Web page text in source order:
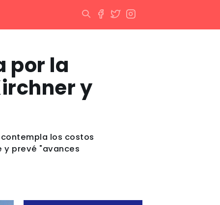
por la
y
los costos
y prevé "avances